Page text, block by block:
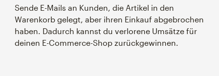
Sende E-Mails an Kunden, die Artikel in den
Warenkorb gelegt, aber ihren Einkauf abgebrochen
haben. Dadurch kannst du verlorene Umsätze für
deinen E-Commerce-Shop zurückgewinnen.